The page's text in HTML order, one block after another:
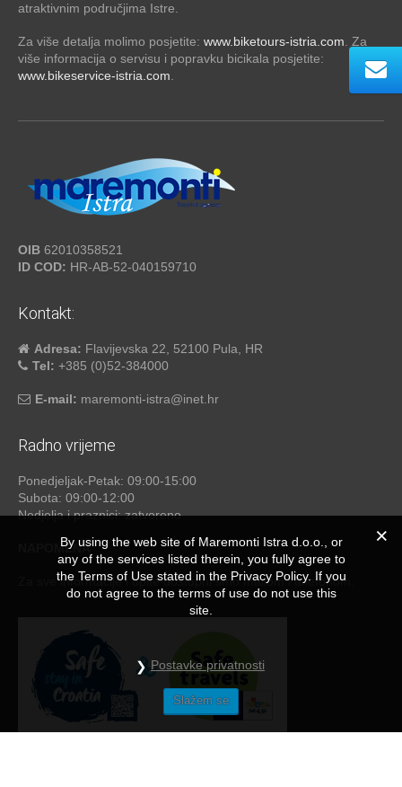
atraktivnim područjima Istre.
Za više detalja molimo posjetite: www.biketours-istria.com. Za
više informacija o servisu i popravku bicikala posjetite:
www.bikeservice-istria.com.
OIB 62010358521
ID COD: HR-AB-52-040159710
Kontakt:
Adresa: Flavijevska 22, 52100 Pula, HR
Tel: +385 (0)52-384000
E-mail: maremonti-istra@inet.hr
Radno vrijeme
Ponedjeljak-Petak: 09:00-15:00
Subota: 09:00-12:00
Nedjelja i praznici: zatvoreno
NAPOMENA
Za sve informacije i upite dostupni smo mailom i telefonom.
By using the web site of Maremonti Istra d.o.o., or
any of the services listed therein, you fully agree to
the Terms of Use stated in the Privacy Policy. If you
do not agree to the terms of use do not use this
site.
Postavke privatnosti
Slažem se